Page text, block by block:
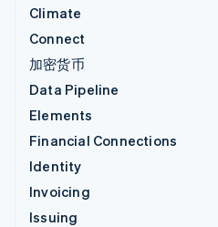
Climate
Connect
加密货币
Data Pipeline
Elements
Financial Connections
Identity
Invoicing
Issuing